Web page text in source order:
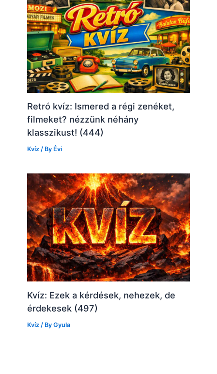
Retró kvíz: Ismered a régi zenéket,
filmeket? nézzünk néhány
klasszikust! (444)
Kvíz / By Évi
Kvíz: Ezek a kérdések, nehezek, de
érdekesek (497)
Kvíz / ByGyula